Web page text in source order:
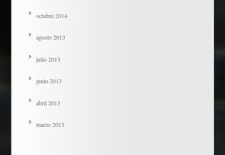
octubre 2014
agosto 2013
julio 2013
junio 2013
abril 2013
marzo 2013